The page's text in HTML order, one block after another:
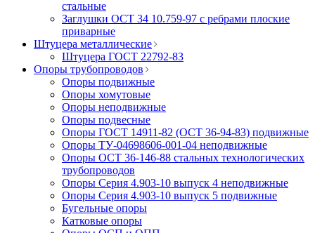
стальные
Заглушки ОСТ 34 10.759-97 с ребрами плоские
приварные
Штуцера металлические
Штуцера ГОСТ 22792-83
Опоры трубопроводов
Опоры подвижные
Опоры хомутовые
Опоры неподвижные
Опоры подвесные
Опоры ГОСТ 14911-82 (ОСТ 36-94-83) подвижные
Опоры ТУ-04698606-001-04 неподвижные
Опоры ОСТ 36-146-88 стальных технологических
трубопроводов
Опоры Серия 4.903-10 выпуск 4 неподвижные
Опоры Серия 4.903-10 выпуск 5 подвижные
Бугельные опоры
Катковые опоры